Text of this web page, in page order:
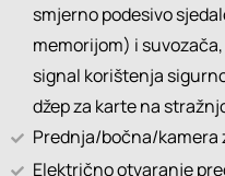
smjerno podesivo
memorijom) i
signal korištenja
džep za karte na
Prednja/bočna/kamera
Električno otvaranje